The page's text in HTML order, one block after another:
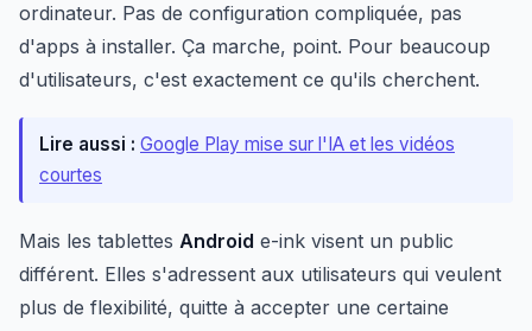
ordinateur. Pas de configuration compliquée, pas
d'apps à installer. Ça marche, point. Pour beaucoup
d'utilisateurs, c'est exactement ce qu'ils cherchent.
Lire aussi : Google Play mise sur l'IA et les vidéos
courtes
Mais les tablettes Android e-ink visent un public
différent. Elles s'adressent aux utilisateurs qui veulent
plus de flexibilité, quitte à accepter une certaine